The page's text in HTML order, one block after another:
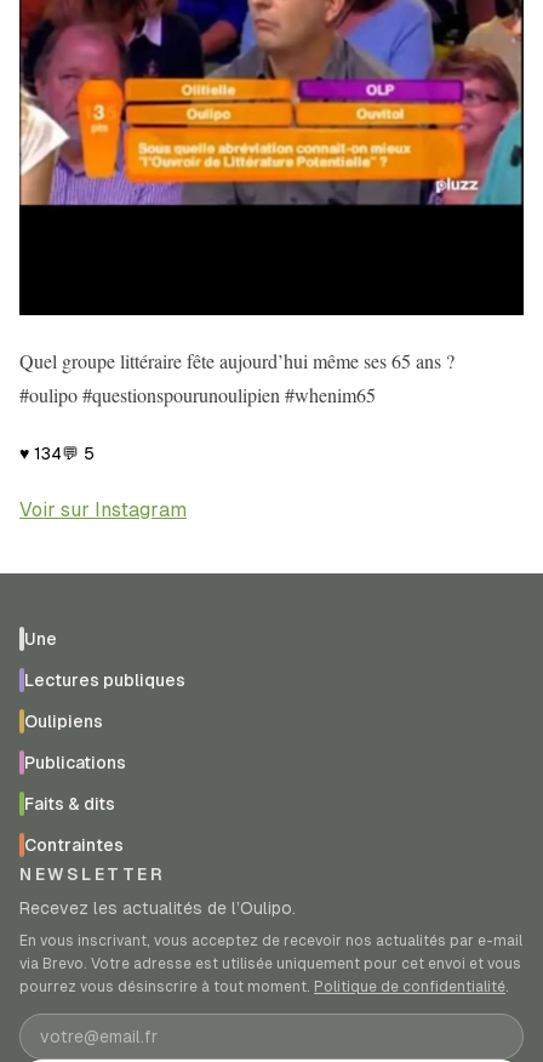
Quel groupe littéraire fête aujourd’hui même ses 65 ans ?
#oulipo #questionspourunoulipien #whenim65
♥ 134💬 5
Voir sur Instagram
Une
Lectures publiques
Oulipiens
Publications
Faits & dits
Contraintes
NEWSLETTER
Recevez les actualités de l’Oulipo.
En vous inscrivant, vous acceptez de recevoir nos actualités par e-mail
via Brevo. Votre adresse est utilisée uniquement pour cet envoi et vous
pourrez vous désinscrire à tout moment. Politique de confidentialité.
Adresse e-mail